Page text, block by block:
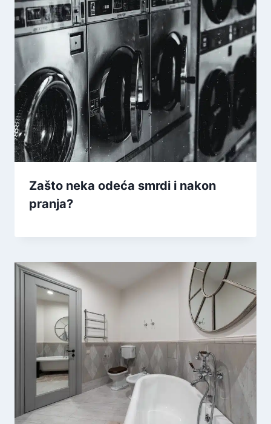
Zašto neka odeća smrdi i nakon
pranja?